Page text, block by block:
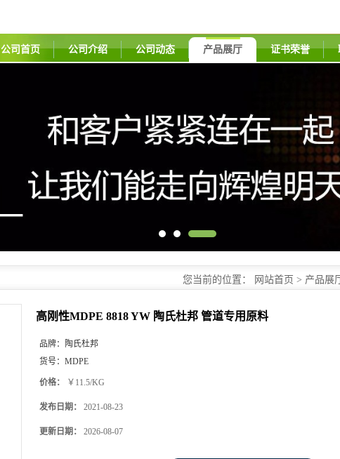
公司首页 公司介绍 公司动态 产品展厅 证书荣誉
您当前的位置： 网站首页 > 产品展
道专用原料
高刚性MDPE 8818 YW 陶氏杜邦 管道专用原料
品牌：
陶氏杜邦
货号： MDPE
价格： ￥11.5/KG
发布日期： 2021-08-23
更新日期： 2026-08-07